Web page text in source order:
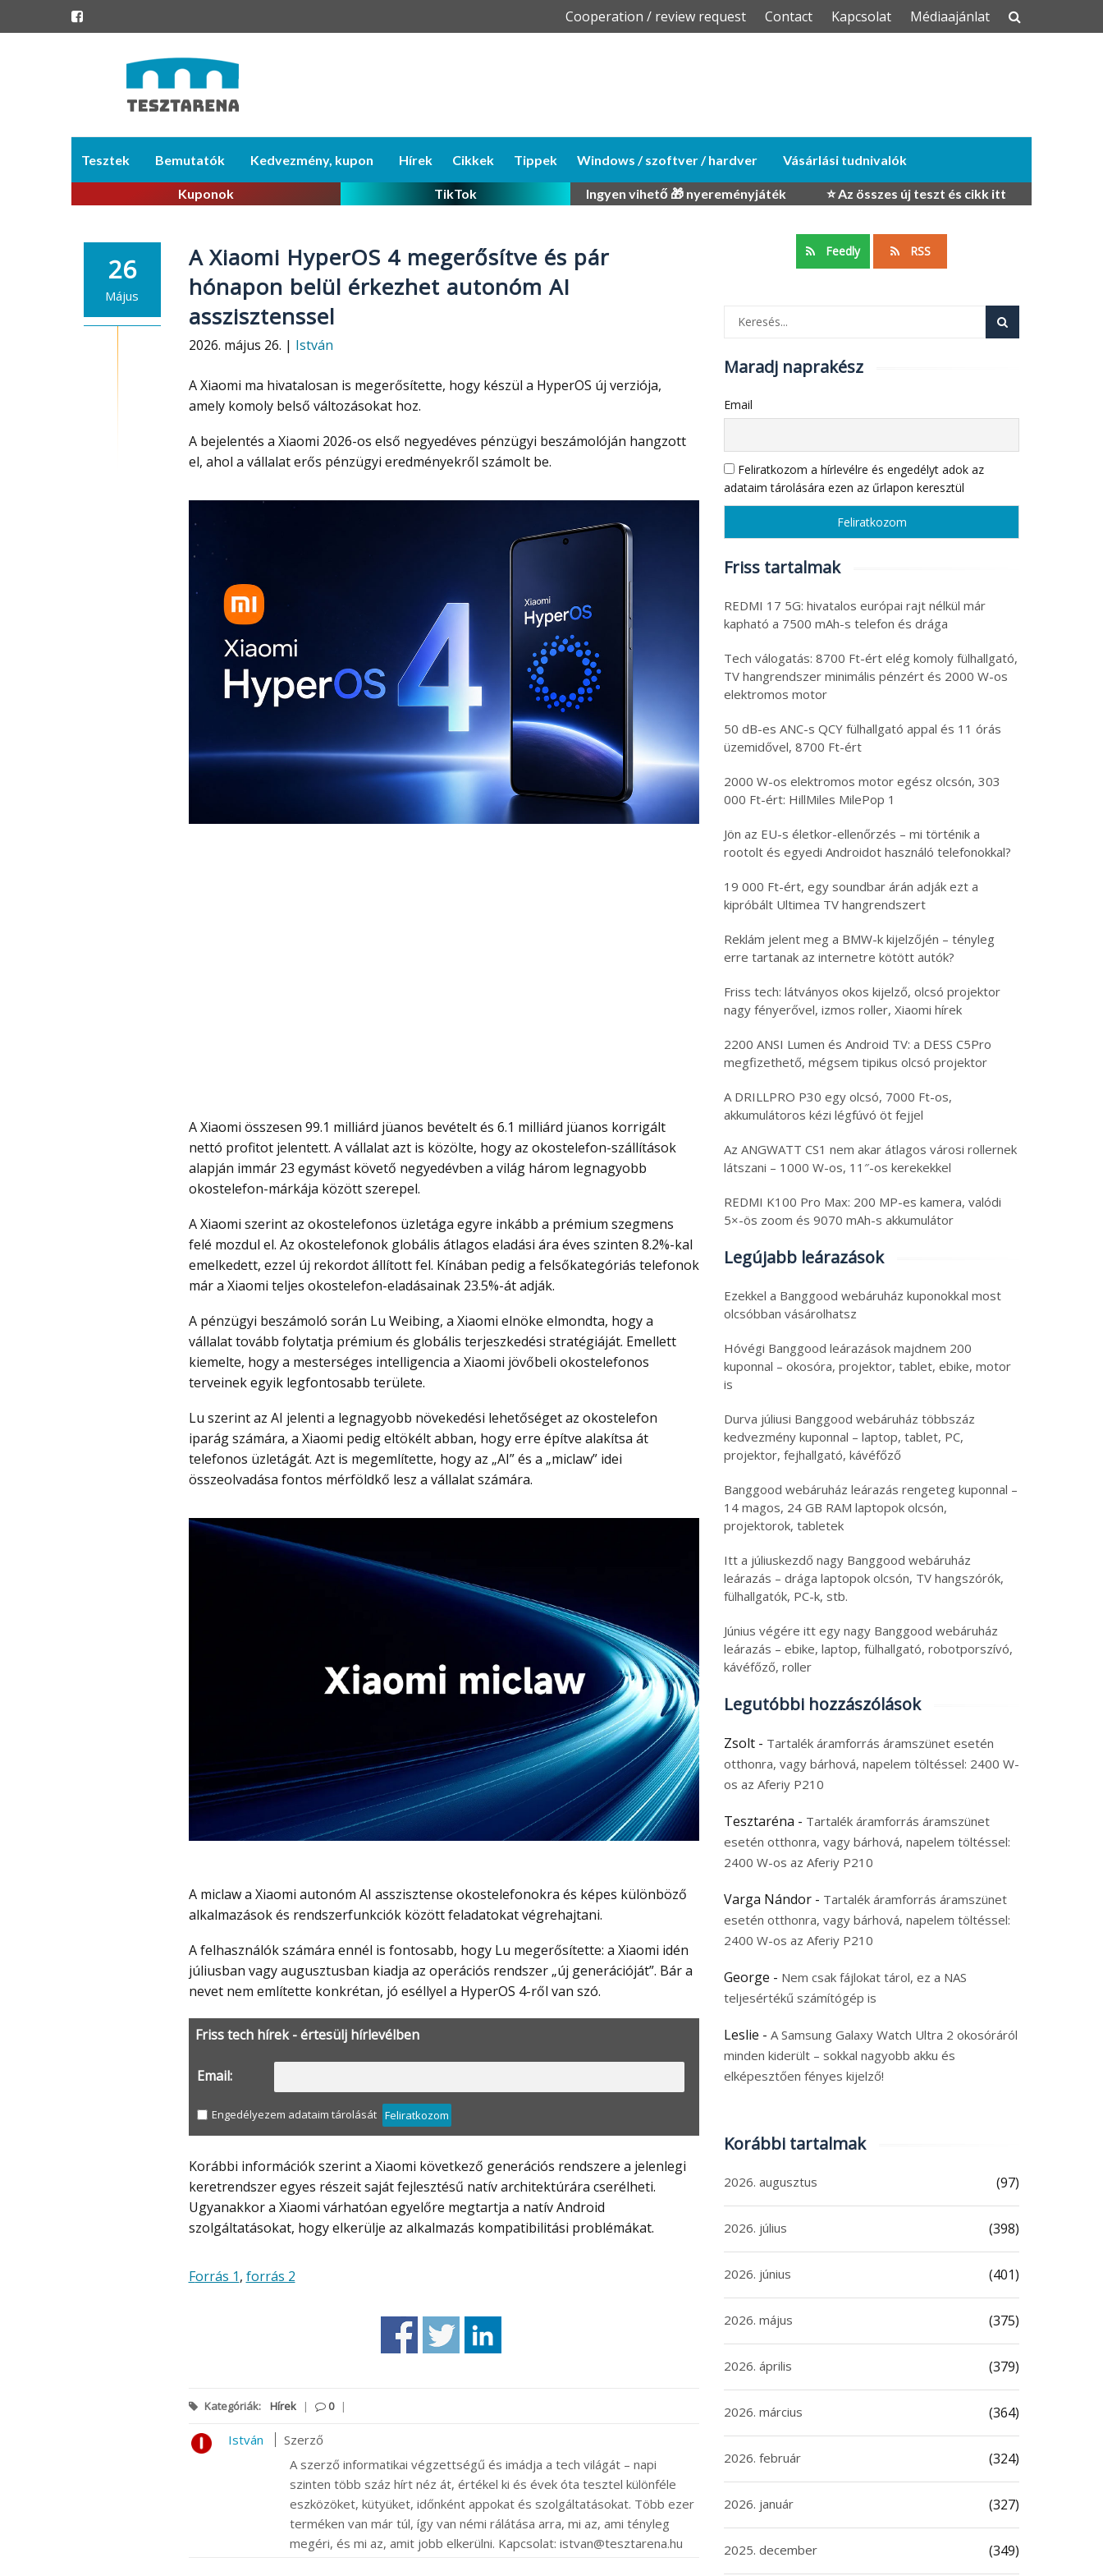
Skip
Cooperation / review request Contact Kapcsolat Médiaajánlat
content
Tesztek Bemutatók Kedvezmény, kupon Hírek Cikkek Tippek Windows / szoftver / hardver Vásárlási tudnivalók
Kuponok TikTok Ingyen vihető 🎁 nyereményjáték ⭐ Az összes új teszt és cikk itt
26
Május
A Xiaomi HyperOS 4 megerősítve és pár
hónapon belül érkezhet autonóm AI
asszisztenssel
2026. május 26. | István
A Xiaomi ma hivatalosan is megerősítette, hogy készül a HyperOS új verziója,
amely komoly belső változásokat hoz.
A bejelentés a Xiaomi 2026-os első negyedéves pénzügyi beszámolóján hangzott
el, ahol a vállalat erős pénzügyi eredményekről számolt be.
A Xiaomi összesen 99.1 milliárd jüanos bevételt és 6.1 milliárd jüanos korrigált
nettó profitot jelentett. A vállalat azt is közölte, hogy az okostelefon-szállítások
alapján immár 23 egymást követő negyedévben a világ három legnagyobb
okostelefon-márkája között szerepel.
A Xiaomi szerint az okostelefonos üzletága egyre inkább a prémium szegmens
felé mozdul el. Az okostelefonok globális átlagos eladási ára éves szinten 8.2%-kal
emelkedett, ezzel új rekordot állított fel. Kínában pedig a felsőkategóriás telefonok
már a Xiaomi teljes okostelefon-eladásainak 23.5%-át adják.
A pénzügyi beszámoló során Lu Weibing, a Xiaomi elnöke elmondta, hogy a
vállalat tovább folytatja prémium és globális terjeszkedési stratégiáját. Emellett
kiemelte, hogy a mesterséges intelligencia a Xiaomi jövőbeli okostelefonos
terveinek egyik legfontosabb területe.
Lu szerint az AI jelenti a legnagyobb növekedési lehetőséget az okostelefon
iparág számára, a Xiaomi pedig eltökélt abban, hogy erre építve alakítsa át
telefonos üzletágát. Azt is megemlítette, hogy az „AI” és a „miclaw” idei
összeolvadása fontos mérföldkő lesz a vállalat számára.
A miclaw a Xiaomi autonóm AI asszisztense okostelefonokra és képes különböző
alkalmazások és rendszerfunkciók között feladatokat végrehajtani.
A felhasználók számára ennél is fontosabb, hogy Lu megerősítette: a Xiaomi idén
júliusban vagy augusztusban kiadja az operációs rendszer „új generációját”. Bár a
nevet nem említette konkrétan, jó eséllyel a HyperOS 4-ről van szó.
Friss tech hírek - értesülj hírlevélben
Email:
Engedélyezem adataim tárolását Feliratkozom
Korábbi információk szerint a Xiaomi következő generációs rendszere a jelenlegi
keretrendszer egyes részeit saját fejlesztésű natív architektúrára cserélheti.
Ugyanakkor a Xiaomi várhatóan egyelőre megtartja a natív Android
szolgáltatásokat, hogy elkerülje az alkalmazás kompatibilitási problémákat.
Forrás 1, forrás 2
Kategóriák: Hírek | 0 |
István
Szerző
A szerző informatikai végzettségű és imádja a tech világát – napi
szinten több száz hírt néz át, értékel ki és évek óta tesztel különféle
eszközöket, kütyüket, időnként appokat és szolgáltatásokat. Több ezer
terméken van már túl, így van némi rálátása arra, mi az, ami tényleg
megéri, és mi az, amit jobb elkerülni. Kapcsolat: istvan@tesztarena.hu
Feedly RSS
Maradj naprakész
Email
Feliratkozom a hírlevélre és engedélyt adok az
adataim tárolására ezen az űrlapon keresztül
Friss tartalmak
REDMI 17 5G: hivatalos európai rajt nélkül már
kapható a 7500 mAh-s telefon és drága
Tech válogatás: 8700 Ft-ért elég komoly fülhallgató,
TV hangrendszer minimális pénzért és 2000 W-os
elektromos motor
50 dB-es ANC-s QCY fülhallgató appal és 11 órás
üzemidővel, 8700 Ft-ért
2000 W-os elektromos motor egész olcsón, 303
000 Ft-ért: HillMiles MilePop 1
Jön az EU-s életkor-ellenőrzés – mi történik a
rootolt és egyedi Androidot használó telefonokkal?
19 000 Ft-ért, egy soundbar árán adják ezt a
kipróbált Ultimea TV hangrendszert
Reklám jelent meg a BMW-k kijelzőjén – tényleg
erre tartanak az internetre kötött autók?
Friss tech: látványos okos kijelző, olcsó projektor
nagy fényerővel, izmos roller, Xiaomi hírek
2200 ANSI Lumen és Android TV: a DESS C5Pro
megfizethető, mégsem tipikus olcsó projektor
A DRILLPRO P30 egy olcsó, 7000 Ft-os,
akkumulátoros kézi légfúvó öt fejjel
Az ANGWATT CS1 nem akar átlagos városi rollernek
látszani – 1000 W-os, 11″-os kerekekkel
REDMI K100 Pro Max: 200 MP-es kamera, valódi
5×-ös zoom és 9070 mAh-s akkumulátor
Legújabb leárazások
Ezekkel a Banggood webáruház kuponokkal most
olcsóbban vásárolhatsz
Hóvégi Banggood leárazások majdnem 200
kuponnal – okosóra, projektor, tablet, ebike, motor
is
Durva júliusi Banggood webáruház többszáz
kedvezmény kuponnal – laptop, tablet, PC,
projektor, fejhallgató, kávéfőző
Banggood webáruház leárazás rengeteg kuponnal –
14 magos, 24 GB RAM laptopok olcsón,
projektorok, tabletek
Itt a júliuskezdő nagy Banggood webáruház
leárazás – drága laptopok olcsón, TV hangszórók,
fülhallgatók, PC-k, stb.
Június végére itt egy nagy Banggood webáruház
leárazás – ebike, laptop, fülhallgató, robotporszívó,
kávéfőző, roller
Legutóbbi hozzászólások
Zsolt - Tartalék áramforrás áramszünet esetén
otthonra, vagy bárhová, napelem töltéssel: 2400 W-
os az Aferiy P210
Tesztaréna - Tartalék áramforrás áramszünet
esetén otthonra, vagy bárhová, napelem töltéssel:
2400 W-os az Aferiy P210
Varga Nándor - Tartalék áramforrás áramszünet
esetén otthonra, vagy bárhová, napelem töltéssel:
2400 W-os az Aferiy P210
George - Nem csak fájlokat tárol, ez a NAS
teljesértékű számítógép is
Leslie - A Samsung Galaxy Watch Ultra 2 okosóráról
minden kiderült – sokkal nagyobb akku és
elképesztően fényes kijelző!
Korábbi tartalmak
2026. augusztus (97)
2026. július (398)
2026. június (401)
2026. május (375)
2026. április (379)
2026. március (364)
2026. február (324)
2026. január (327)
2025. december (349)